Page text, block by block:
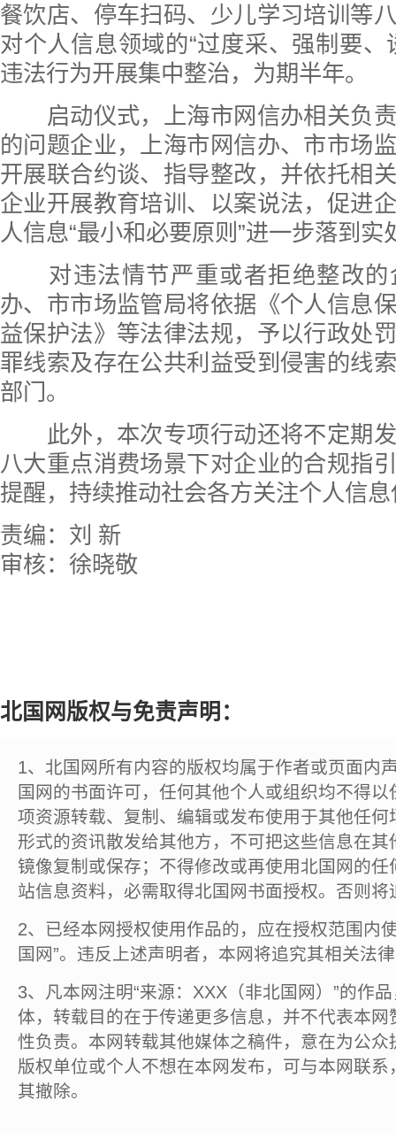
餐饮店、停车扫码、少儿学习培训等
对个人信息领域的“过度采、强制要、
违法行为开展集中整治，为期半年。
启动仪式，上海市网信办相关负责
的问题企业，上海市网信办、市市场
开展联合约谈、指导整改，并依托相
企业开展教育培训、以案说法，促进
人信息“最小和必要原则”进一步落到实
对违法情节严重或者拒绝整改的
办、市市场监管局将依据《个人信息
益保护法》等法律法规，予以行政处
罪线索及存在公共利益受到侵害的线
部门。
此外，本次专项行动还将不定期发
八大重点消费场景下对企业的合规指
提醒，持续推动社会各方关注个人信
责编：刘 新
审核：徐晓敬
北国网版权与免责声明：
1、北国网所有内容的版权均属于作者或页面内
国网的书面许可，任何其他个人或组织均不得
项资源转载、复制、编辑或发布使用于其他任
形式的资讯散发给其他方，不可把这些信息在
镜像复制或保存；不得修改或再使用北国网的
站信息资料，必需取得北国网书面授权。否则将
2、已经本网授权使用作品的，应在授权范围内
国网”。违反上述声明者，本网将追究其相关法
3、凡本网注明“来源：XXX（非北国网）”的作
体，转载目的在于传递更多信息，并不代表本
性负责。本网转载其他媒体之稿件，意在为公
版权单位或个人不想在本网发布，可与本网联
其撤除。